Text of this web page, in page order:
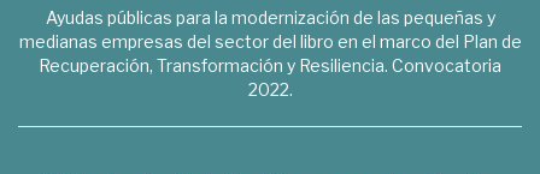
Ayudas públicas para la modernización de las pequeñas y
medianas empresas del sector del libro en el marco del Plan de
Recuperación, Transformación y Resiliencia. Convocatoria
2022.